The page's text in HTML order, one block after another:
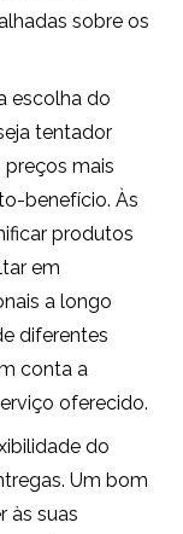
sobre os
escolha do
tentador
mais
benefício. Às
produtos
em
a longo
diferentes
conta a
oferecido.
do
Um bom
às suas